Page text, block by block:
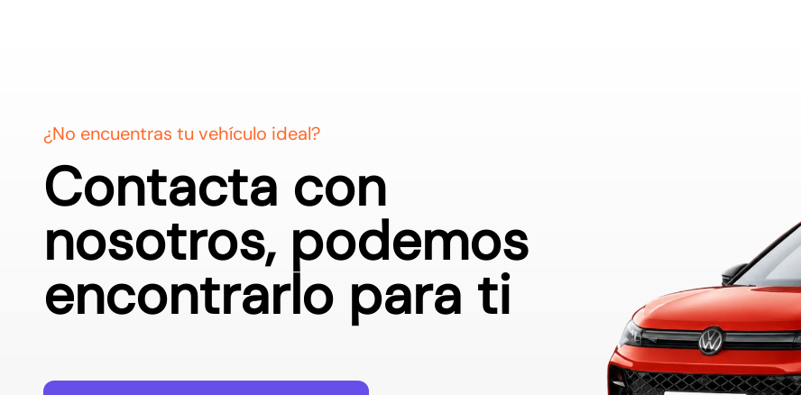
¿No encuentras tu vehículo ideal?
Contacta con
nosotros, podemos
encontrarlo para ti